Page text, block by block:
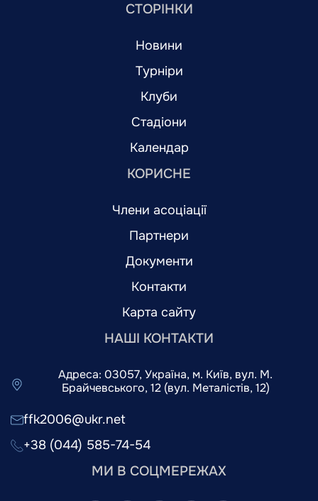
СТОРІНКИ
Новини
Турніри
Клуби
Стадіони
Календар
КОРИСНЕ
Члени асоціації
Партнери
Документи
Контакти
Карта сайту
НАШІ КОНТАКТИ
Адреса: 03057, Україна, м. Київ, вул. М.
Брайчевського, 12 (вул. Металістів, 12)
ffk2006@ukr.net
+38 (044) 585-74-54
МИ В СОЦМЕРЕЖАХ